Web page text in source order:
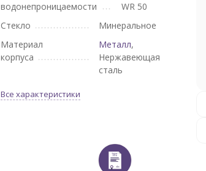
водонепроницаемости
WR 50
Стекло
Минеральное
Материал
корпуса
Металл,
Нержавеющая
сталь
Все характеристики